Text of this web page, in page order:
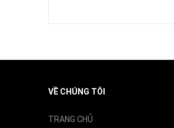
Tốc độ xoay giẻ
VỀ CHÚNG TÔI
TRANG CHỦ